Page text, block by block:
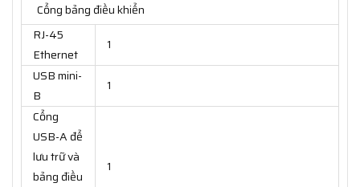
Cổng bảng điều khiển
RJ-45
Ethernet
1
USB mini-
B
1
Cổng
USB-A để
lưu trữ và
bảng điều
1